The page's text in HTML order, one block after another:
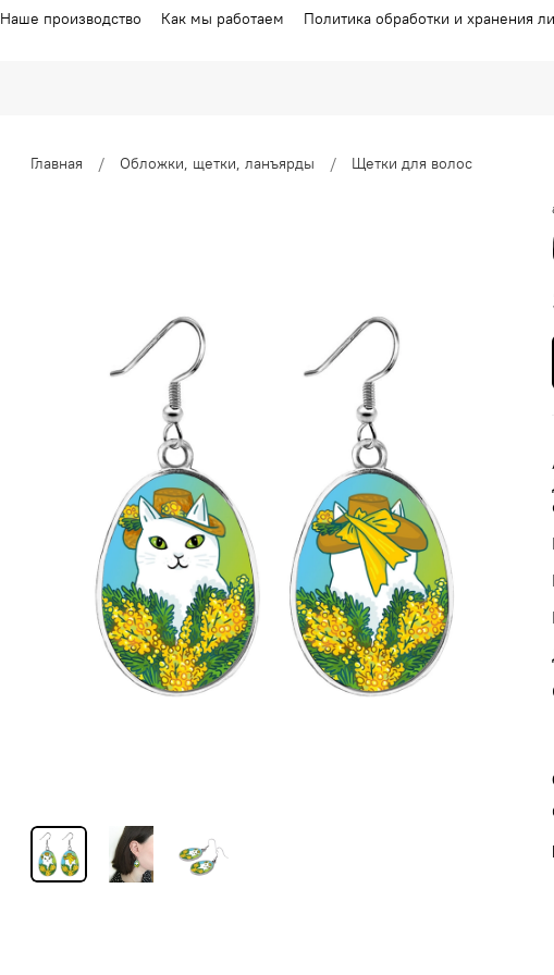
Наше производство Как мы работаем Политика обработки и хранения
Главная Обложки, щетки, ланъярды Щетки для волос